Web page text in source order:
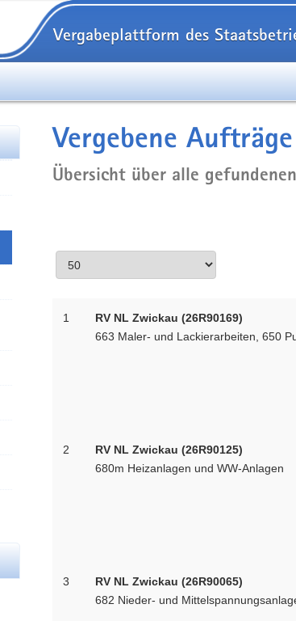
Vergabeplattform des
Vergebene Aufträge
Übersicht über alle
1
RV NL Zwickau (26R90169)
663 Maler- und Lackierarbeiten, 650
2
RV NL Zwickau (26R90125)
680m Heizanlagen und WW-Anlagen
3
RV NL Zwickau (26R90065)
682 Nieder- und